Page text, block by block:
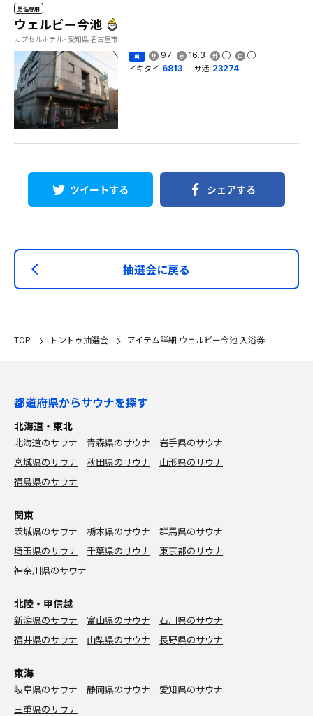
男性専用
ウェルビー今池
カプセルホテル - 愛知県 名古屋市
男 97 16.3
イキタイ 6813 サ活 23274
ツイートする シェアする
抽選会に戻る
TOP トントゥ抽選会 アイテム詳細 ウェルビー今池 入浴券
都道府県からサウナを探す
北海道・東北
北海道のサウナ 青森県のサウナ
岩手県のサウナ
宮城県のサウナ
秋田県のサウナ
山形県のサウナ
福島県のサウナ
関東
茨城県のサウナ 栃木県のサウナ
群馬県のサウナ
埼玉県のサウナ
千葉県のサウナ
東京都のサウナ
神奈川県のサウナ
北陸・甲信越
新潟県のサウナ 富山県のサウナ
石川県のサウナ
福井県のサウナ
山梨県のサウナ 長野県のサウナ
東海
岐阜県のサウナ 静岡県のサウナ
愛知県のサウナ
三重県のサウナ